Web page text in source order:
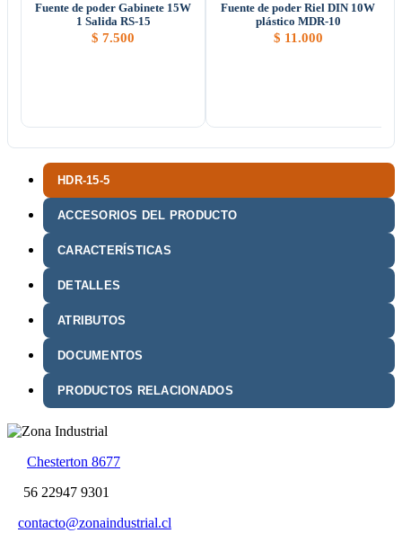
HDR-15-5
ACCESORIOS DEL PRODUCTO
CARACTERÍSTICAS
DETALLES
ATRIBUTOS
DOCUMENTOS
PRODUCTOS RELACIONADOS
Fuente de poder Gabinete 15W
1 Salida RS-15
$ 7.500
Fuente de poder Riel DIN 10W
plástico MDR-10
$ 11.000
Chesterton 8677
56 22947 9301
contacto@zonaindustrial.cl